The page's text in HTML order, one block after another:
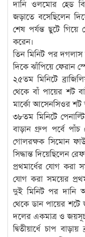
দানি ওলমোর হেড
জড়াতে বসেছিলেন
শেষ পর্যন্ত ছুটে
করেন।
তিন মিনিট পর দগলাস
দিকে ঝাঁপিয়ে ফেরান
২৫তম মিনিটে
থেকে বাঁ পায়ের শট
মার্কো আসেনসিওর শট
৩৮তম মিনিটে
বাড়ান গ্রুপ পর্বে পাঁচ
গোলরক্ষক সিমোন
সিদ্ধান্ত দিয়েছিলেন
প্রথমার্ধের যোগ করা
যোগ করা সময়ের
দুই মিনিট পর
থেকে ডান পায়ের শটে
দলের একমাত্র ও
দ্বিতীয়ার্ধে চাপ